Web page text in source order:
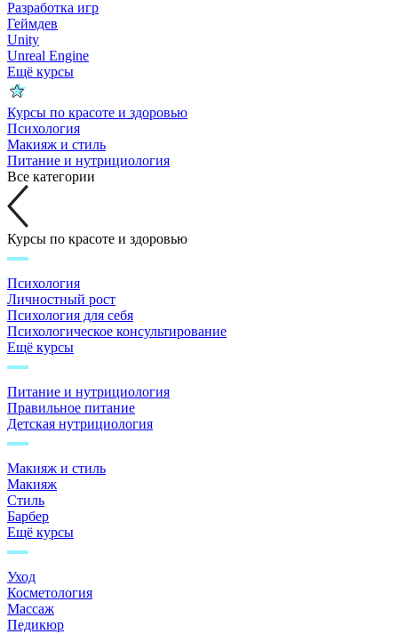
Разработка игр
Геймдев
Unity
Unreal Engine
Ещё курсы
Курсы по красоте и здоровью
Психология
Макияж и стиль
Питание и нутрициология
Все категории
Курсы по красоте и здоровью
Психология
Личностный рост
Психология для себя
Психологическое консультирование
Ещё курсы
Питание и нутрициология
Правильное питание
Детская нутрициология
Макияж и стиль
Макияж
Стиль
Барбер
Ещё курсы
Уход
Косметология
Массаж
Педикюр